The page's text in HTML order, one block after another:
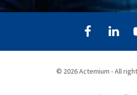
© 2026 Actemium - All